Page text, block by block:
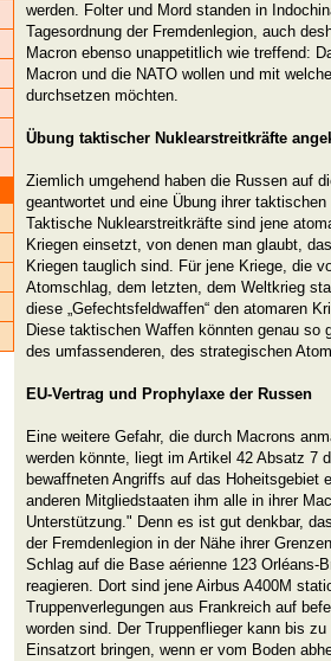
werden. Folter und Mord standen in
Tagesordnung der Fremdenlegion, auch
Macron ebenso unappetitlich wie treffend:
Macron und die NATO wollen und mit
durchsetzen möchten.
Übung taktischer Nuklearstreitkräfte
Ziemlich umgehend haben die Russen auf
geantwortet und eine Übung ihrer
Taktische Nuklearstreitkräfte sind jene
Kriegen einsetzt, von denen man glaubt,
Kriegen tauglich sind. Für jene Kriege, die
Atomschlag, dem letzten, dem Weltkrieg
diese „Gefechtsfeldwaffen“ den atomaren
Diese taktischen Waffen könnten genau so
des umfassenderen, des strategischen
EU-Vertrag und Prophylaxe der Russen
Eine weitere Gefahr, die durch Macrons
werden könnte, liegt im Artikel 42 Absatz 7
bewaffneten Angriffs auf das Hoheitsgebiet
anderen Mitgliedstaaten ihm alle in ihrer
Unterstützung." Denn es ist gut denkbar,
der Fremdenlegion in der Nähe ihrer
Schlag auf die Base aérienne 123 Orléans-
reagieren. Dort sind jene Airbus A400M
Truppenverlegungen aus Frankreich auf
worden sind. Der Truppenflieger kann bis
Einsatzort bringen, wenn er vom Boden